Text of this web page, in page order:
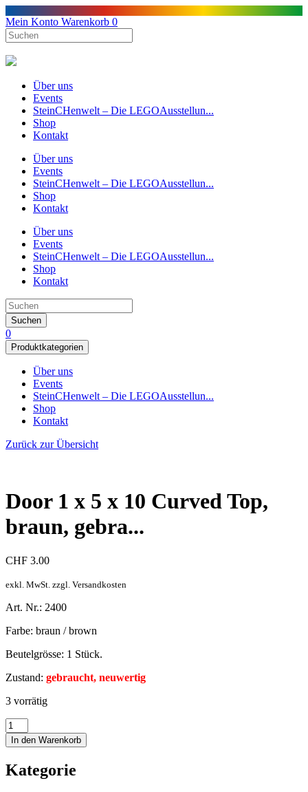
Mein Konto Warenkorb 0
Über uns
Events
SteinCHenwelt – Die LEGOAusstellun...
Shop
Kontakt
Über uns
Events
SteinCHenwelt – Die LEGOAusstellun...
Shop
Kontakt
Über uns
Events
SteinCHenwelt – Die LEGOAusstellun...
Shop
Kontakt
Suchen
0
Produktkategorien
Über uns
Events
SteinCHenwelt – Die LEGOAusstellun...
Shop
Kontakt
Zurück zur Übersicht
Door 1 x 5 x 10 Curved Top,
braun, gebra...
CHF 3.00
exkl. MwSt. zzgl. Versandkosten
Art. Nr.: 2400
Farbe: braun / brown
Beutelgrösse: 1 Stück.
Zustand: gebraucht, neuwertig
3 vorrätig
In den Warenkorb
Kategorie